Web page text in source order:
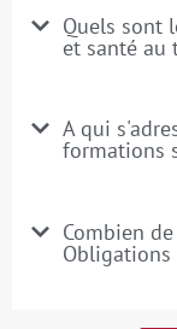
Quels sont
et santé au
A qui
formations
Combien
Obligations